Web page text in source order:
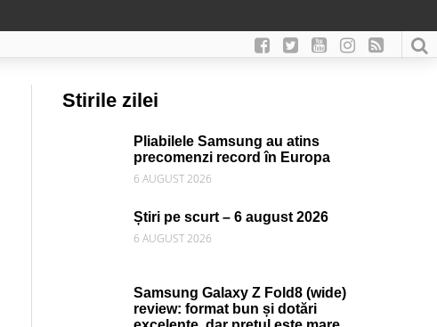
Stirile zilei
Pliabilele Samsung au atins
precomenzi record în Europa
6 AUGUST 2026
Știri pe scurt – 6 august 2026
6 AUGUST 2026
Samsung Galaxy Z Fold8 (wide)
review: format bun și dotări